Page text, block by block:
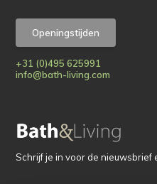
Openingstijden
+31 (0)495 625991
info@bath-living.com
Schrijf je in voor de nieuwsbrief